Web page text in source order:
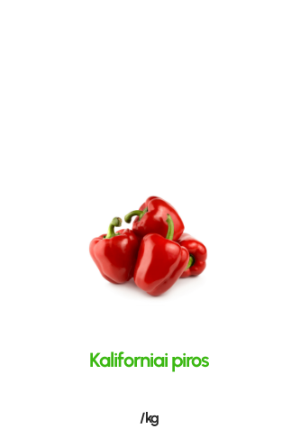
Kaliforniai piros
/ kg